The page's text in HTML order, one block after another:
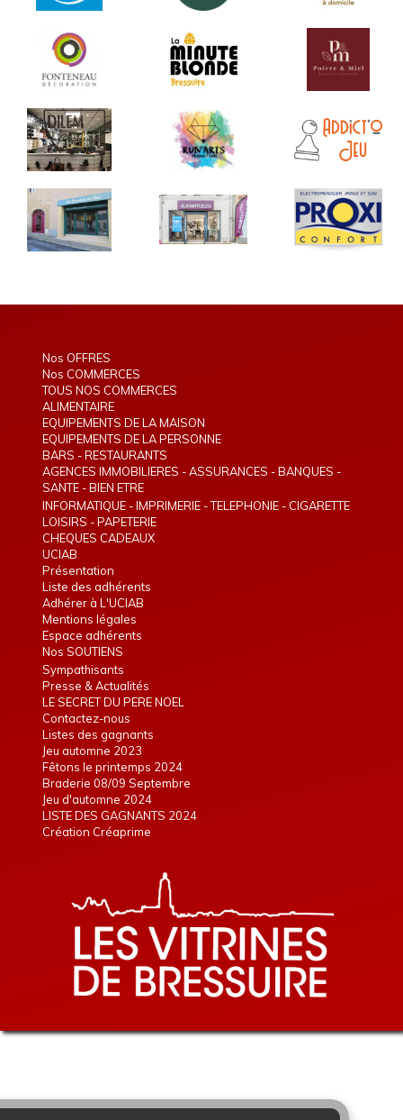
Nos OFFRES
Nos COMMERCES
TOUS NOS COMMERCES
ALIMENTAIRE
EQUIPEMENTS DE LA MAISON
EQUIPEMENTS DE LA PERSONNE
BARS - RESTAURANTS
AGENCES IMMOBILIERES - ASSURANCES - BANQUES -
TELEPHONIE - INTERIM
SANTE - BIEN ETRE
INFORMATIQUE - IMPRIMERIE - TELEPHONIE - CIGARETTE
ELECTRONIQUE
LOISIRS - PAPETERIE
CHEQUES CADEAUX
UCIAB
Présentation
Liste des adhérents
Adhérer à L'UCIAB
Mentions légales
Espace adhérents
Nos SOUTIENS
Sympathisants
Presse & Actualités
LE SECRET DU PERE NOEL
Contactez-nous
Listes des gagnants
Jeu automne 2023
Fêtons le printemps 2024
Braderie 08/09 Septembre
Jeu d'automne 2024
LISTE DES GAGNANTS 2024
Création Créaprime